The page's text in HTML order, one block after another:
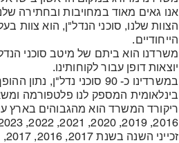
אנו גאים מאוד במחויבות ובחתירה
הצוות שלנו, סוכני הנדל"ן, הוא צוות
הייחודיים.
משרדנו הוא ביתם של מיטב סוכני
יוצאות דופן עבור לקוחותינו.
במשרדינו כ- 90 סוכני
בינלאומית המספק לנו פלטפורמה
2016, 2019, 2020, 2021, 2022, 2023, 2024